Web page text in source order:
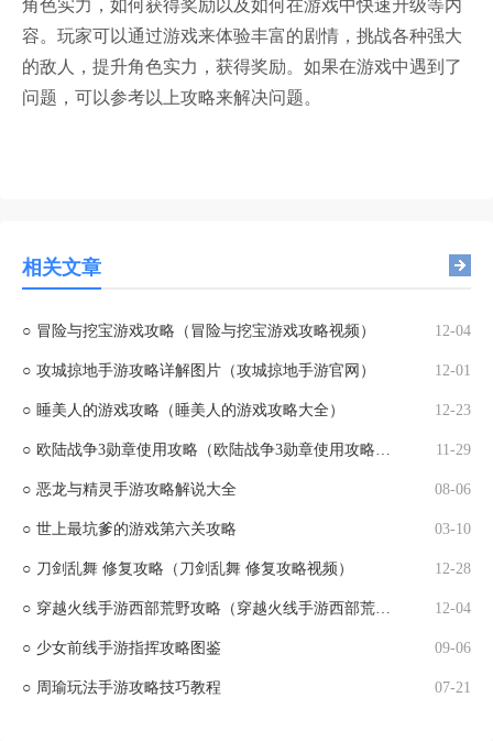
角色实力，如何获得奖励以及如何在游戏中快速升级等内
容。玩家可以通过游戏来体验丰富的剧情，挑战各种强大
的敌人，提升角色实力，获得奖励。如果在游戏中遇到了
问题，可以参考以上攻略来解决问题。
相关文章
○ 冒险与挖宝游戏攻略（冒险与挖宝游戏攻略视频） 12-04
○ 攻城掠地手游攻略详解图片（攻城掠地手游官网） 12-01
○ 睡美人的游戏攻略（睡美人的游戏攻略大全） 12-23
○ 欧陆战争3勋章使用攻略（欧陆战争3勋章使用攻略大全） 11-29
○ 恶龙与精灵手游攻略解说大全 08-06
○ 世上最坑爹的游戏第六关攻略 03-10
○ 刀剑乱舞 修复攻略（刀剑乱舞 修复攻略视频） 12-28
○ 穿越火线手游西部荒野攻略（穿越火线手游西部荒野攻略视频） 12-04
○ 少女前线手游指挥攻略图鉴 09-06
○ 周瑜玩法手游攻略技巧教程 07-21